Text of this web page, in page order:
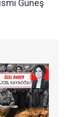
Güneş